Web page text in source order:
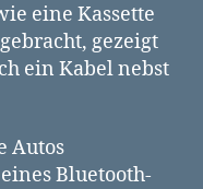
eine Kassette
gezeigt
ein Kabel nebst
Autos
Bluetooth-